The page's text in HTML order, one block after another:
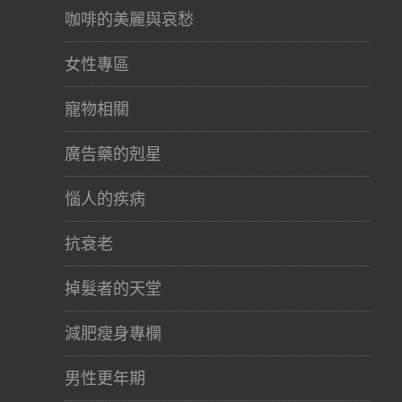
咖啡的美麗與哀愁
女性專區
寵物相關
廣告藥的剋星
惱人的疾病
抗衰老
掉髮者的天堂
減肥瘦身專欄
男性更年期